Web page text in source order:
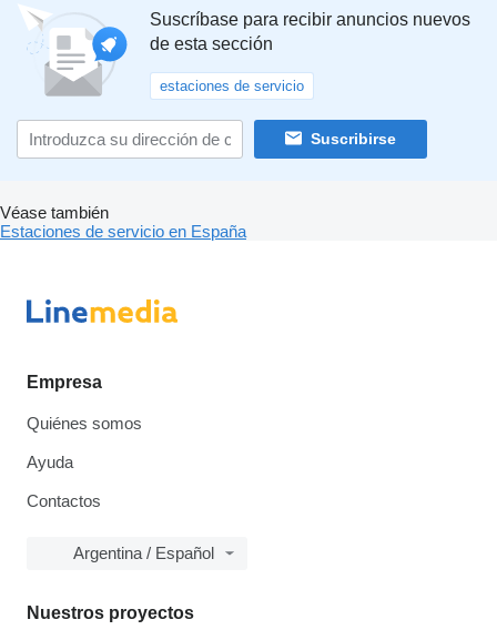
Suscríbase para recibir anuncios nuevos
de esta sección
estaciones de servicio
Suscribirse
Véase también
Estaciones de servicio en España
Empresa
Quiénes somos
Ayuda
Contactos
Argentina / Español
Nuestros proyectos